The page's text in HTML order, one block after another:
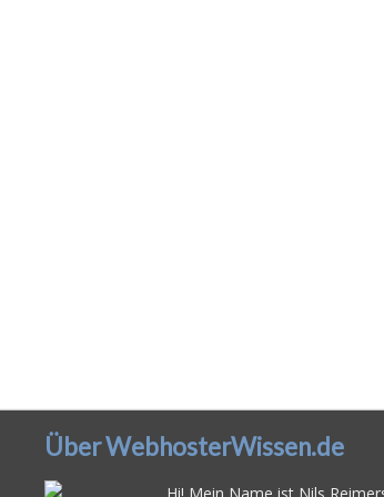
Über WebhosterWissen.de